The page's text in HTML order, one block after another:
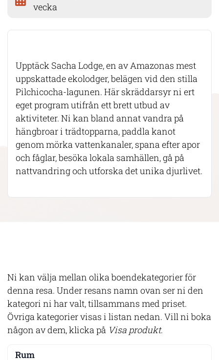
vecka
Upptäck Sacha Lodge, en av Amazonas mest
uppskattade ekolodger, belägen vid den stilla
Pilchicocha-lagunen. Här skräddarsyr ni ert
eget program utifrån ett brett utbud av
aktiviteter. Ni kan bland annat vandra på
hängbroar i trädtopparna, paddla kanot
genom mörka vattenkanaler, spana efter apor
och fåglar, besöka lokala samhällen, gå på
nattvandring och utforska det unika djurlivet.
Ni kan välja mellan olika boendekategorier för
denna resa. Under resans namn ovan ser ni den
kategori ni har valt, tillsammans med priset.
Övriga kategorier visas i listan nedan. Vill ni boka
någon av dem, klicka på Visa produkt.